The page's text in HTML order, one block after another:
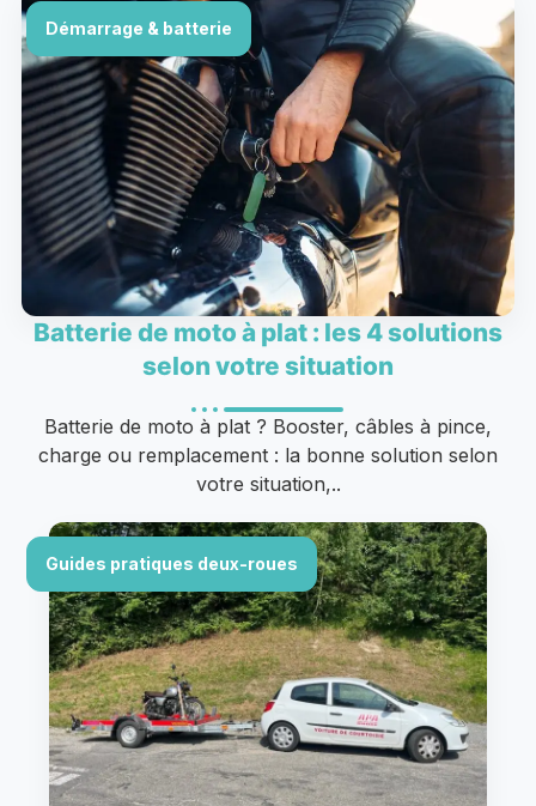
Démarrage & batterie
Batterie de moto à plat : les 4 solutions
selon votre situation
Batterie de moto à plat ? Booster, câbles à pince,
charge ou remplacement : la bonne solution selon
votre situation,..
Guides pratiques deux-roues